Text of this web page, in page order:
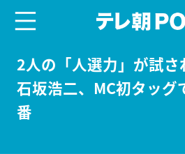
2人の「人選力」が試さ
石坂浩二、MC初タッグ
番